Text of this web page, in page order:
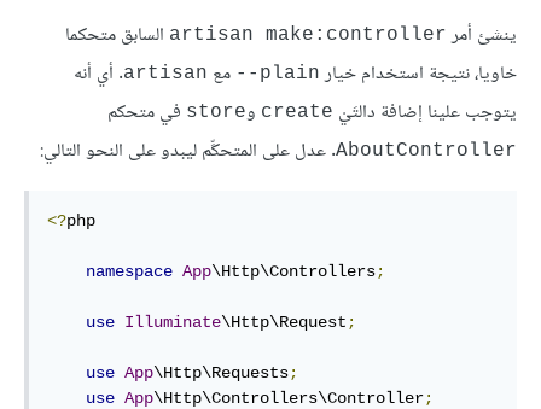
ينشئ أمر artisan make:controller السابق متحكما
خاويا، نتيجة استخدام خيار plain-- مع artisan. أي أنه
يتوجب علينا إضافة دالتَيْ create وstore في متحكم
AboutController. عدل على المتحكِّم ليبدو على النحو التالي:
<?php
namespace App\Http\Controllers;
use Illuminate\Http\Request ;
use App\Http\Requests;
use App\Http\Controllers\Controller;